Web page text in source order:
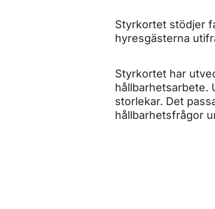
Styrkortet stödjer
hyresgästerna
Styrkortet har
hållbarhetsarbete.
storlekar. Det
hållbarhetsfrågor